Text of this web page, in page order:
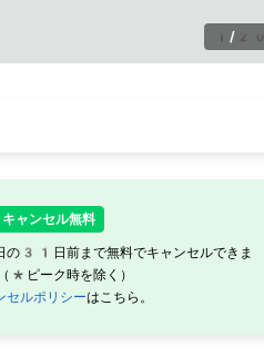
1 / 20
キャンセル無料
の31日前まで無料でキャンセルできま
*ピーク時を除く）
セルポリシーはこちら。